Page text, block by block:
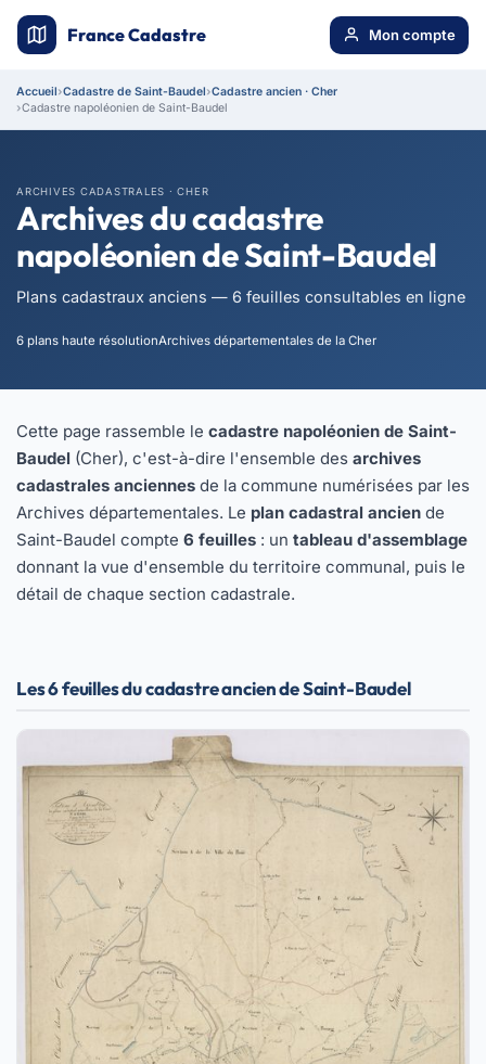
France Cadastre Mon compte
Accueil Cadastre de Saint-Baudel Cadastre ancien · Cher
Cadastre napoléonien de Saint-Baudel
ARCHIVES CADASTRALES · CHER
Archives du cadastre
napoléonien de Saint-Baudel
Plans cadastraux anciens — 6 feuilles consultables en ligne
6 plans haute résolutionArchives départementales de la Cher
Cette page rassemble le cadastre napoléonien de Saint-
Baudel (Cher), c'est-à-dire l'ensemble des archives
cadastrales anciennes de la commune numérisées par les
Archives départementales. Le plan cadastral ancien de
Saint-Baudel compte 6 feuilles : un tableau d'assemblage
donnant la vue d'ensemble du territoire communal, puis le
détail de chaque section cadastrale.
Les 6 feuilles du cadastre ancien de Saint-Baudel